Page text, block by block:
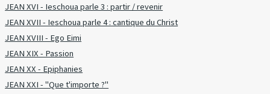
JEAN XVI - Ieschoua parle 3 : partir / revenir
JEAN XVII - Ieschoua parle 4 : cantique du Christ
JEAN XVIII - Ego Eimi
JEAN XIX - Passion
JEAN XX - Epiphanies
JEAN XXI - "Que t'importe ?"